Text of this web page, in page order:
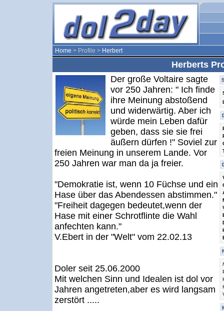
Home > Profile > Herbert
Herberts
Der große Voltaire sagte
vor 250 Jahren: " Ich finde
ihre Meinung abstoßend
und widerwärtig. Aber ich
würde mein Leben dafür
geben, dass sie sie frei
äußern dürfen !" Soviel zur
freien Meinung in unserem Lande. Vor
250 Jahren war man da ja freier.
"Demokratie ist, wenn 10 Füchse und ein
Hase über das Abendessen abstimmen."
"Freiheit dagegen bedeutet,wenn der
Hase mit einer Schrotflinte die Wahl
anfechten kann."
V.Ebert in der "Welt" vom 22.02.13
Doler seit 25.06.2000
Mit welchen Sinn und Idealen ist dol vor
Jahren angetreten,aber es wird langsam
zerstört .....